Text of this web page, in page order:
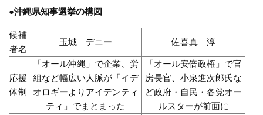
●沖縄県知事選挙の構図
候補
者名
玉城 デニー 佐喜真 淳
応援
体制
「オール沖縄」で企業、労
組など幅広い人脈が「イデ
オロギーよりアイデンティ
ティ」でまとまった
「オール安倍政権」で官
房長官、小泉進次郎氏な
ど政府・自民・各党オー
ルスターが前面に